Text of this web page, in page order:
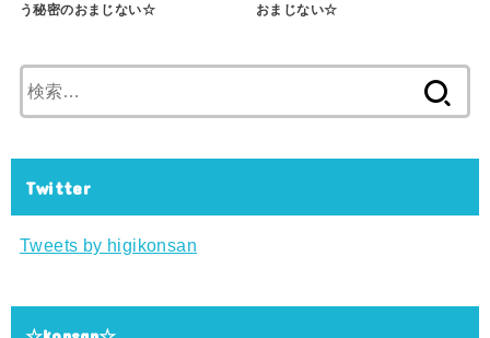
う秘密のおまじない☆
おまじない☆
索:
Twitter
Tweets by higikonsan